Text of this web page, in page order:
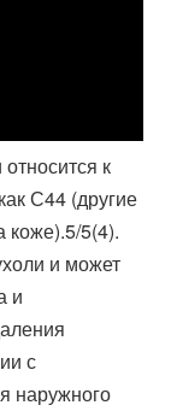
к
С44 (другие
коже).5/5(4).
и может
и
с
наружного